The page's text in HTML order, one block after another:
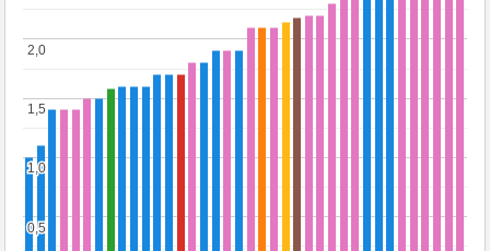
0,5
0,5
1,0
1,0
1,5
1,5
2,0
2,0